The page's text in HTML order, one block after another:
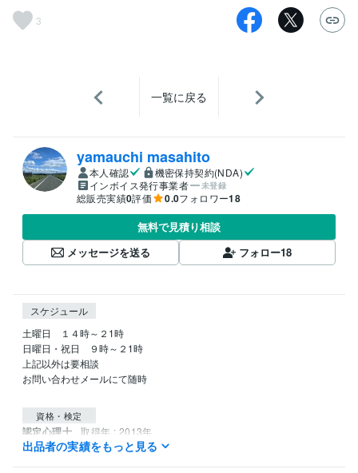
3
一覧に戻る
yamauchi masahito
本人確認
機密保持契約(NDA)
インボイス発行事業者
未登録
総販売実績0評価 0.0フォロワー18
無料で見積り相談
メッセージを送る
フォロー18
スケジュール
土曜日　１４時～２1時
日曜日・祝日　９時～２1時
上記以外は要相談
お問い合わせメールにて随時
資格・検定
認定心理士 取得年 : 2013年
診療放射線技師 取得年 : 1990年
衛生工学衛生管理者
出品者の実績をもっと見る